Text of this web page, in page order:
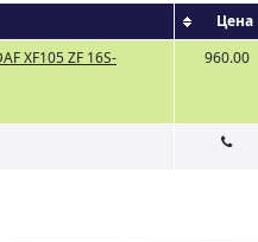
Цена
XF105 ZF 16S-
960.00